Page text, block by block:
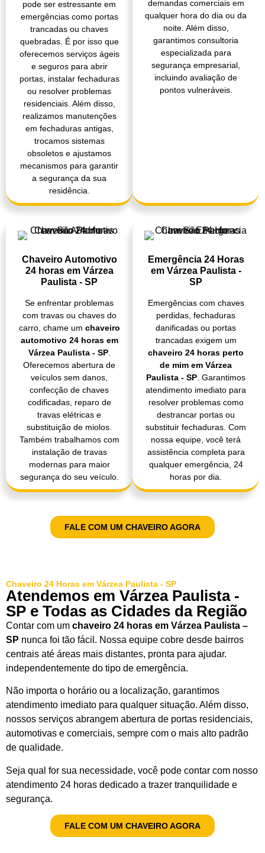
pode ser estressante em
emergências como portas
trancadas ou chaves
quebradas. É por isso que
oferecemos serviços ágeis
e seguros para abrir
portas, instalar fechaduras
ou resolver problemas
residenciais. Além disso,
realizamos manutenções
em fechaduras antigas,
trocamos sistemas
obsoletos e ajustamos
mecanismos para garantir
a segurança da sua
residência.
demandas comerciais em
qualquer hora do dia ou da
noite. Além disso,
garantimos consultoria
especializada para
segurança empresarial,
incluindo avaliação de
pontos vulneráveis.
Chaveiro Automotivo
24 horas em Várzea
Paulista - SP
Se enfrentar problemas
com travas ou chaves do
carro, chame um chaveiro
automotivo 24 horas em
Várzea Paulista - SP.
Oferecemos abertura de
veículos sem danos,
confecção de chaves
codificadas, reparo de
travas elétricas e
substituição de miolos.
Também trabalhamos com
instalação de travas
modernas para maior
segurança do seu veículo.
Emergência 24 Horas
em Várzea Paulista -
SP
Emergências com chaves
perdidas, fechaduras
danificadas ou portas
trancadas exigem um
chaveiro 24 horas perto
de mim em Várzea
Paulista - SP . Garantimos
atendimento imediato para
resolver problemas como
destrancar portas ou
substituir fechaduras. Com
nossa equipe, você terá
assistência completa para
qualquer emergência, 24
horas por dia.
FALE COM UM CHAVEIRO AGORA
Chaveiro 24 Horas em Várzea Paulista - SP
Atendemos em Várzea Paulista -
SP e Todas as Cidades da Região
Contar com um chaveiro 24 horas em Várzea Paulista –
SP nunca foi tão fácil. Nossa equipe cobre desde bairros
centrais até áreas mais distantes, pronta para ajudar.
independentemente do tipo de emergência.
Não importa o horário ou a localização, garantimos
atendimento imediato para qualquer situação. Além disso,
nossos serviços abrangem abertura de portas residenciais,
automotivas e comerciais, sempre com o mais alto padrão
de qualidade.
Seja qual for sua necessidade, você pode contar com nosso
atendimento 24 horas dedicado a trazer tranquilidade e
segurança.
FALE COM UM CHAVEIRO AGORA